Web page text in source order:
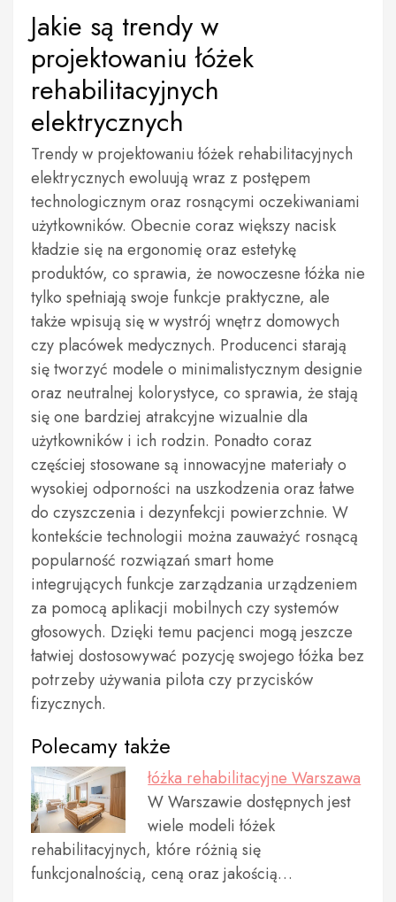
Jakie są trendy w
projektowaniu łóżek
rehabilitacyjnych
elektrycznych
Trendy w projektowaniu łóżek rehabilitacyjnych
elektrycznych ewoluują wraz z postępem
technologicznym oraz rosnącymi oczekiwaniami
użytkowników. Obecnie coraz większy nacisk
kładzie się na ergonomię oraz estetykę
produktów, co sprawia, że nowoczesne łóżka nie
tylko spełniają swoje funkcje praktyczne, ale
także wpisują się w wystrój wnętrz domowych
czy placówek medycznych. Producenci starają
się tworzyć modele o minimalistycznym designie
oraz neutralnej kolorystyce, co sprawia, że stają
się one bardziej atrakcyjne wizualnie dla
użytkowników i ich rodzin. Ponadto coraz
częściej stosowane są innowacyjne materiały o
wysokiej odporności na uszkodzenia oraz łatwe
do czyszczenia i dezynfekcji powierzchnie. W
kontekście technologii można zauważyć rosnącą
popularność rozwiązań smart home
integrujących funkcje zarządzania urządzeniem
za pomocą aplikacji mobilnych czy systemów
głosowych. Dzięki temu pacjenci mogą jeszcze
łatwiej dostosowywać pozycję swojego łóżka bez
potrzeby używania pilota czy przycisków
fizycznych.
Polecamy także
łóżka rehabilitacyjne Warszawa
W Warszawie dostępnych jest
wiele modeli łóżek
rehabilitacyjnych, które różnią się
funkcjonalnością, ceną oraz jakością…